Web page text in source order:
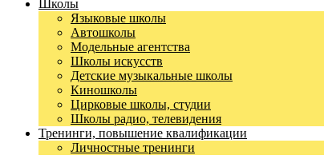
Школы
Языковые школы
Автошколы
Модельные агентства
Школы искусств
Детские музыкальные школы
Киношколы
Цирковые школы, студии
Школы радио, телевидения
Тренинги, повышение квалификации
Личностные тренинги